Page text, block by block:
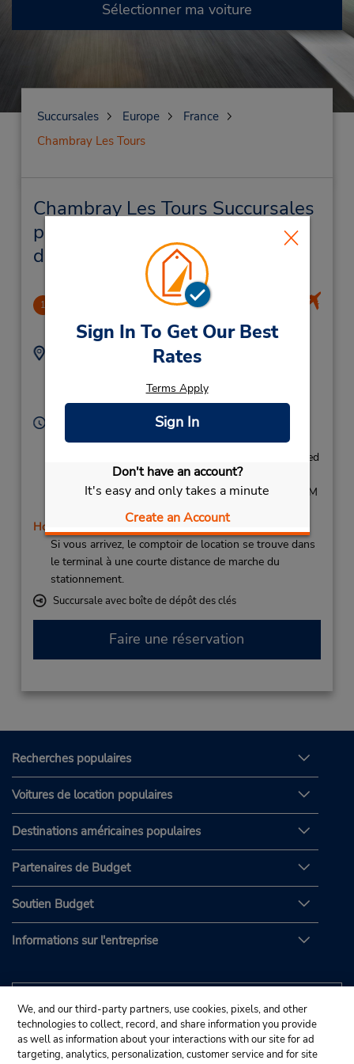
Sign In To Get Our Best
Rates
Terms Apply
Sign In
Don't have an account?
It's easy and only takes a minute
Create an Account
Sélectionner ma voiture
Succursales Europe
France
Chambray Les Tours
Chambray Les Tours Succursales
près de chez vous et succursales
de location de véhicule
1 Airport Tours Val de Loire
7.56 mille
Adresse :
Tours, 37100, France
Téléphone :
Heures d'exploitation :
Sun 12:00 PM - 4:00 PM; Mon 9:00 AM - 10:00 AM
and 4:00 PM - 5:00 PM; Tue 12:30 PM - 4:30 PM; Wed
3:00 PM - 6:00 PM; Thu 3:00 PM - 4:00 PM; Fri 9:00
AM - 10:00 AM and 12:30 PM - 5:30 PM; Sat 1:00 PM
Holiday Hours
Si vous arrivez, le comptoir de location se trouve dans
le terminal à une courte distance de marche du
stationnement.
Succursale avec boîte de dépôt des clés
Faire une réservation
Recherches populaires
Voitures de location populaires
Destinations américaines populaires
Partenaires de Budget
Soutien Budget
Informations sur l'entreprise
We, and our third-party partners, use cookies, pixels, and other
technologies to collect, record, and share information you provide
as well as information about your interactions with our site for ad
targeting, analytics, personalization, customer service and for site